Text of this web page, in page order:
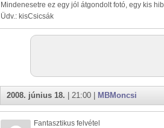
Mindenesetre ez egy jól átgondolt fotó, egy kis
Üdv.: kisCsicsák
2008. június 18. | 21:00 | MBMoncsi
Fantasztikus felvétel